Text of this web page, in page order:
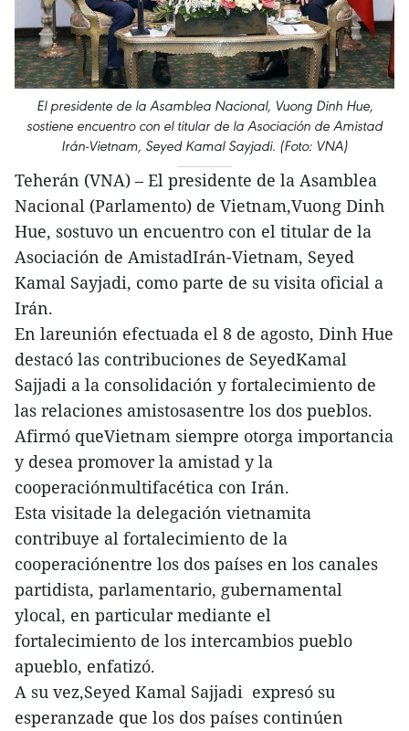
El presidente de la Asamblea Nacional, Vuong Dinh Hue,
sostiene encuentro con el titular de la Asociación de Amistad
Irán-Vietnam, Seyed Kamal Sayjadi. (Foto: VNA)
Teherán (VNA) – El presidente de la Asamblea
Nacional (Parlamento) de Vietnam,Vuong Dinh
Hue, sostuvo un encuentro con el titular de la
Asociación de AmistadIrán-Vietnam, Seyed
Kamal Sayjadi, como parte de su visita oficial a
Irán.
En lareunión efectuada el 8 de agosto, Dinh Hue
destacó las contribuciones de SeyedKamal
Sajjadi a la consolidación y fortalecimiento de
las relaciones amistosasentre los dos pueblos.
Afirmó queVietnam siempre otorga importancia
y desea promover la amistad y la
cooperaciónmultifacética con Irán.
Esta visitade la delegación vietnamita
contribuye al fortalecimiento de la
cooperaciónentre los dos países en los canales
partidista, parlamentario, gubernamental
ylocal, en particular mediante el
fortalecimiento de los intercambios pueblo
apueblo, enfatizó.
A su vez,Seyed Kamal Sajjadi expresó su
esperanzade que los dos países continúen